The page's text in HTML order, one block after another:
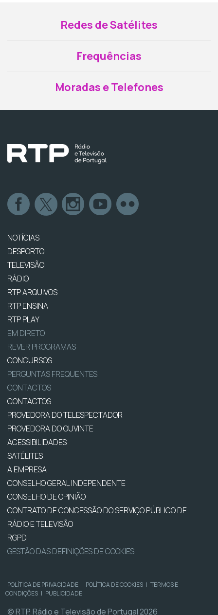
Redes de Satélites
Frequências
Moradas e Telefones
NOTÍCIAS
DESPORTO
TELEVISÃO
RÁDIO
RTP ARQUIVOS
RTP ENSINA
RTP PLAY
EM DIRETO
REVER PROGRAMAS
CONCURSOS
PERGUNTAS FREQUENTES
CONTACTOS
CONTACTOS
PROVEDORA DO TELESPECTADOR
PROVEDORA DO OUVINTE
ACESSIBILIDADES
SATÉLITES
A EMPRESA
CONSELHO GERAL INDEPENDENTE
CONSELHO DE OPINIÃO
CONTRATO DE CONCESSÃO DO SERVIÇO PÚBLICO DE
RÁDIO E TELEVISÃO
RGPD
GESTÃO DAS DEFINIÇÕES DE COOKIES
POLÍTICA DE PRIVACIDADE | POLÍTICA DE COOKIES | TERMOS E
CONDIÇÕES | PUBLICIDADE
© RTP, Rádio e Televisão de Portugal 2026